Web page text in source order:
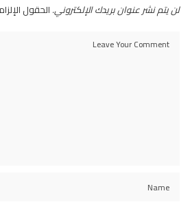
لن يتم نشر عنوان بريدك الإلكتروني. الحقول